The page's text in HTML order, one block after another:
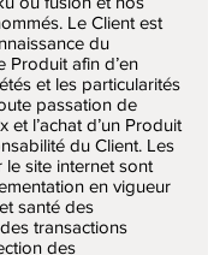
Le Client est
du
Produit afin d’en
et les particularités
passation de
et l’achat d’un Produit
du Client. Les
le site internet sont
en vigueur
santé des
transactions
des